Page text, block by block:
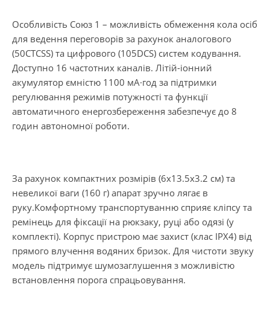
Особливість Союз 1 – можливість обмеження кола осіб
для ведення переговорів за рахунок аналогового
(50CTCSS) та цифрового (105DCS) систем кодування.
Доступно 16 частотних каналів. Літій-іонний
акумулятор ємністю 1100 мА·год за підтримки
регулювання режимів потужності та функції
автоматичного енергозбереження забезпечує до 8
годин автономної роботи.
За рахунок компактних розмірів (6х13.5х3.2 см) та
невеликої ваги (160 г) апарат зручно лягає в
руку.Комфортному транспортуванню сприяє кліпсу та
ремінець для фіксації на рюкзаку, руці або одязі (у
комплекті). Корпус пристрою має захист (клас IPX4) від
прямого влучення водяних бризок. Для чистоти звуку
модель підтримує шумозаглушення з можливістю
встановлення порога спрацьовування.